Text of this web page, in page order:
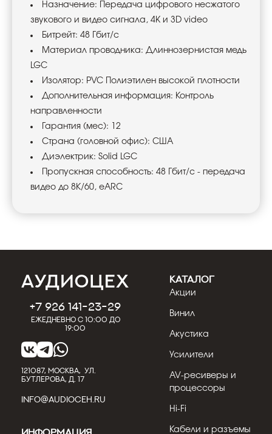
Назначение: Передача цифрового несжатого
звукового и видео сигнала, 4K и 3D video
Битрейт: 48 Гбит/с
Материал проводника: Длиннозернистая медь
LGC
Изолятор: PVC Полиэтилен высокой плотности
Дополнительная информация: Контроль
направленности
Гарантия (мес): 12
Страна (головной офис): США
Диэлектрик: Solid LGC
Пропускная способность: 48 Гбит/с - передача
видео до 8К/60, eARC
+7 926 141-23-29
Ежедневно с 10:00 до
19:00
121087, МОСКВА, УЛ.
БУТЛЕРОВА, Д. 17
INFO@AUDIOCEH.RU
КАТАЛОГ
Акции
Винил
Акустика
Усилители
AV-ресиверы и
процессоры
Hi-Fi
Кабели и разъемы